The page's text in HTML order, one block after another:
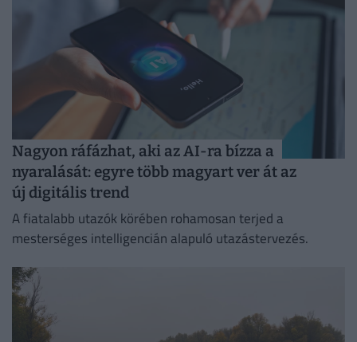
Nagyon ráfázhat, aki az AI-ra bízza a
nyaralását: egyre több magyart ver át az
új digitális trend
A fiatalabb utazók körében rohamosan terjed a
mesterséges intelligencián alapuló utazástervezés.